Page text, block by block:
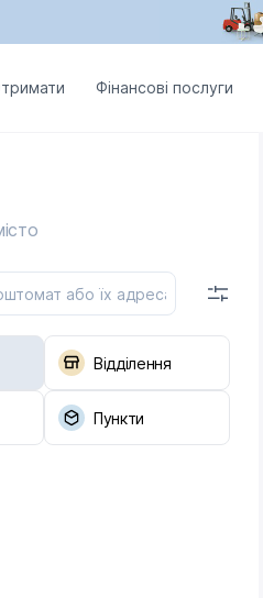
Фінансові послуги
Відділення
Пункти